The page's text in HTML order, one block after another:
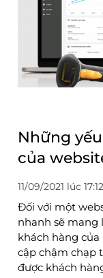
Những
của
11/09/2021 lúc 17:12
Đối với một
nhanh sẽ
khách hàng
cập chậm chạp
được khách